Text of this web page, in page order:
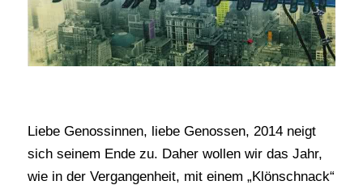
Liebe Genossinnen, liebe Genossen, 2014 neigt
sich seinem Ende zu. Daher wollen wir das Jahr,
wie in der Vergangenheit, mit einem „Klönschnack“